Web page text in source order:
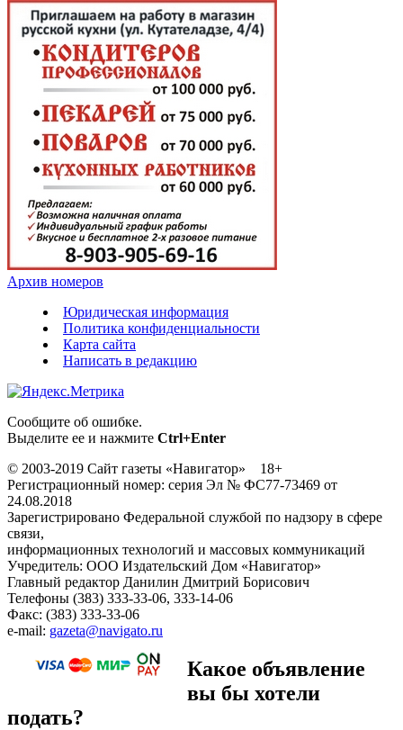
Архив номеров
Юридическая информация
Политика конфиденциальности
Карта сайта
Написать в редакцию
Сообщите об ошибке.
Выделите ее и нажмите Ctrl+Enter
© 2003-2019 Сайт газеты «Навигатор» 18+
Регистрационный номер: серия Эл № ФС77-73469 от
24.08.2018
Зарегистрировано Федеральной службой по надзору в сфере
связи,
информационных технологий и массовых коммуникаций
Учредитель: ООО Издательский Дом «Навигатор»
Главный редактор Данилин Дмитрий Борисович
Телефоны (383) 333-33-06, 333-14-06
Факс: (383) 333-33-06
e-mail: gazeta@navigato.ru
Какое объявление
вы бы хотели
подать?